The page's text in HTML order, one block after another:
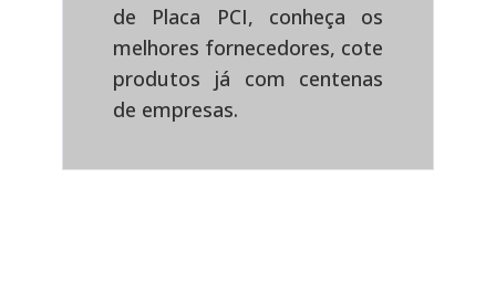
de Placa PCI, conheça os
melhores fornecedores, cote
produtos já com centenas
de empresas.